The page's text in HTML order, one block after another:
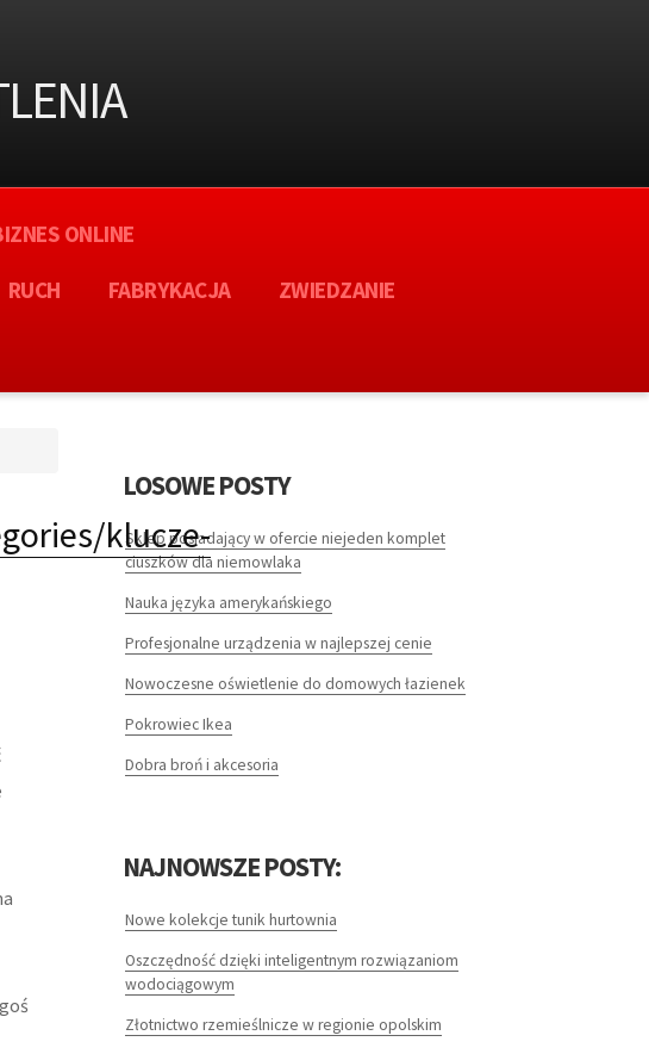
ONLINE
RUCH FABRYKACJA
ZWIEDZANIE
klucze-
LOSOWE POSTY
Sklep posiadający w ofercie niejeden komplet
ciuszków dla niemowlaka
Nauka języka amerykańskiego
Profesjonalne urządzenia w najlepszej cenie
Nowoczesne oświetlenie do domowych łazienek
Pokrowiec Ikea
Dobra broń i akcesoria
NAJNOWSZE POSTY:
Nowe kolekcje tunik hurtownia
Oszczędność dzięki inteligentnym rozwiązaniom
wodociągowym
Złotnictwo rzemieślnicze w regionie opolskim